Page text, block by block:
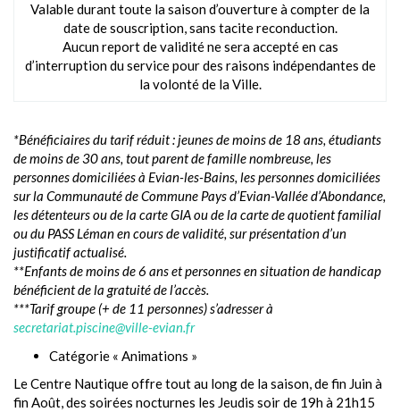
Valable durant toute la saison d’ouverture à compter de la
date de souscription, sans tacite reconduction.
Aucun report de validité ne sera accepté en cas
d’interruption du service pour des raisons indépendantes de
la volonté de la Ville.
*Bénéficiaires du tarif réduit : jeunes de moins de 18 ans, étudiants
de moins de 30 ans, tout parent de famille nombreuse, les
personnes domiciliées à Evian-les-Bains, les personnes domiciliées
sur la Communauté de Commune Pays d’Evian-Vallée d’Abondance,
les détenteurs ou de la carte GIA ou de la carte de quotient familial
ou du PASS Léman en cours de validité, sur présentation d’un
justificatif actualisé.
**Enfants de moins de 6 ans et personnes en situation de handicap
bénéficient de la gratuité de l’accès.
***Tarif groupe (+ de 11 personnes) s’adresser à
secretariat.piscine@ville-evian.fr
Catégorie « Animations »
Le Centre Nautique offre tout au long de la saison, de fin Juin à
fin Août, des soirées nocturnes les Jeudis soir de 19h à 21h15